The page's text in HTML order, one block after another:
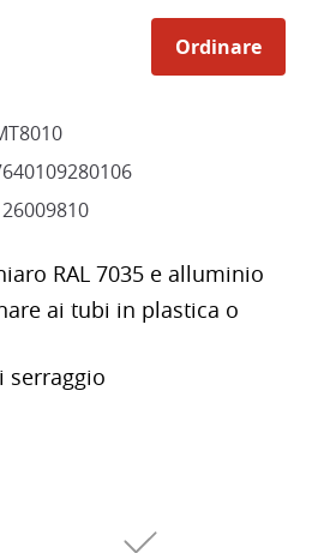
Ordinare
RAL 7035 e alluminio
ai tubi in plastica o
serraggio
resistente e
stabile
sono richiudibili